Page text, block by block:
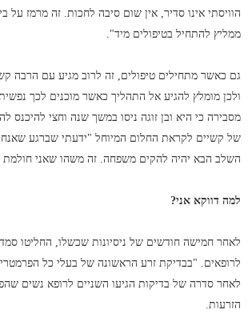
הוויסתי אינו סדיר, אין שום סיבה לחכות. זה מרמז על
ממליץ להתחיל בטיפולים מיד".
גם כאשר מתחילים טיפולים, זה לרוב מגיע עם הרבה
ולכן מומלץ להגיע אל התהליך כאשר מוכנים לכך
מסבירה כי היא ובן זוגה ניסו במשך שנה וחצי להיכנס
של קשיים לקראת החלום המיוחל "ידעתי שברגע
השלב הבא יהיה להקים משפחה. זה משהו שאני חולמת
למה דווקא אני?
לאחר חמישה חודשים של ניסיונות שכשלו, החליטו
לרופאים. "בבדיקת זרע הראשונה של בעלי כל
לאחר סדרה של בדיקות הגיעו השניים לרופא נשים
הזרעות.